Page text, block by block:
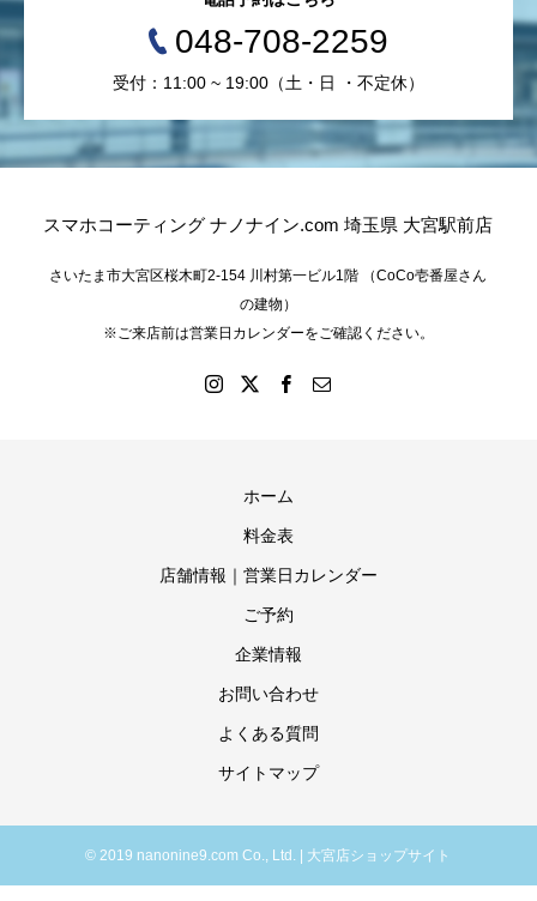
048-708-2259
受付：11:00 ~ 19:00（土・日 ・不定休）
スマホコーティング ナノナイン.com 埼玉県 大宮駅前店
さいたま市大宮区桜木町2-154 川村第一ビル1階 （CoCo壱番屋さん
の建物）
※ご来店前は営業日カレンダーをご確認ください。
ホーム
料金表
店舗情報｜営業日カレンダー
ご予約
企業情報
お問い合わせ
よくある質問
サイトマップ
© 2019 nanonine9.com Co., Ltd. | 大宮店ショップサイト